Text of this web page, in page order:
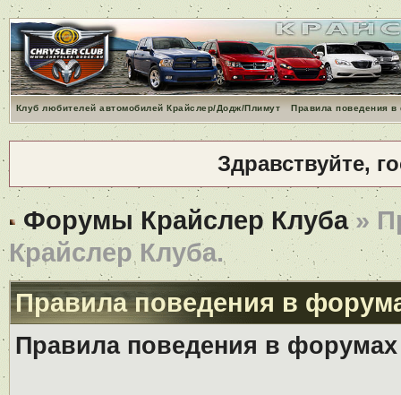
Клуб любителей автомобилей Крайслер/Додж/Плимут Правила поведения
Здравствуйте,
Форумы Крайслер Клуба»
Крайслер Клуба.
Правила поведения в
Правила поведения в